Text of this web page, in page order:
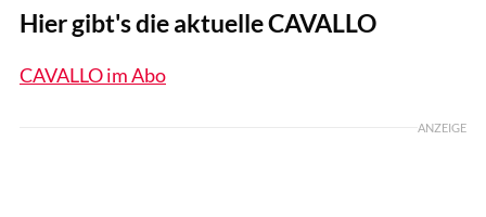
Hier gibt's die aktuelle CAVALLO
CAVALLO im Abo
ANZEIGE